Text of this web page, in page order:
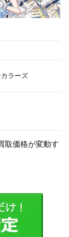
ラーズ
取価格が変動す